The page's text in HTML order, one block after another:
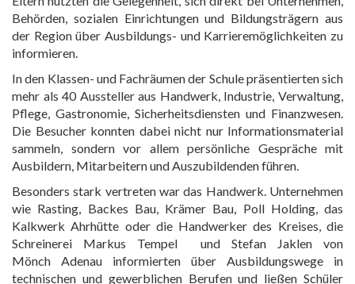
Behörden, sozialen Einrichtungen und Bildungsträgern aus
der Region über Ausbildungs- und Karrieremöglichkeiten zu
informieren.
In den Klassen- und Fachräumen der Schule präsentierten sich
mehr als 40 Aussteller aus Handwerk, Industrie, Verwaltung,
Pflege, Gastronomie, Sicherheitsdiensten und Finanzwesen.
Die Besucher konnten dabei nicht nur Informationsmaterial
sammeln, sondern vor allem persönliche Gespräche mit
Ausbildern, Mitarbeitern und Auszubildenden führen.
Besonders stark vertreten war das Handwerk. Unternehmen
wie Rasting, Backes Bau, Krämer Bau, Poll Holding, das
Kalkwerk Ahrhütte oder die Handwerker des Kreises, die
Schreinerei Markus Tempel und Stefan Jaklen von
Mönch Adenau informierten über Ausbildungswege in
technischen und gewerblichen Berufen und ließen Schüler